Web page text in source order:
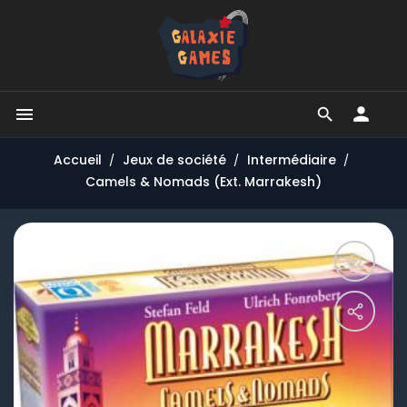


Accueil Jeux de société
Intermédiaire
Camels & Nomads (Ext. Marrakesh)